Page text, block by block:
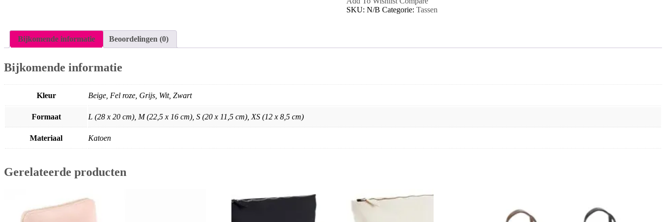
SKU: N/B Categorie: Tassen
Bijkomende informatie Beoordelingen (0)
Bijkomende informatie
Kleur Beige, Fel roze, Grijs, Wit, Zwart
Formaat L (28 x 20 cm), M (22,5 x 16 cm), S (20 x 11,5 cm), XS (12 x 8,5 cm)
Materiaal Katoen
Gerelateerde producten